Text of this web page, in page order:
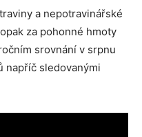
a nepotravinářské
za pohonné hmoty
srovnání v srpnu
napříč sledovanými